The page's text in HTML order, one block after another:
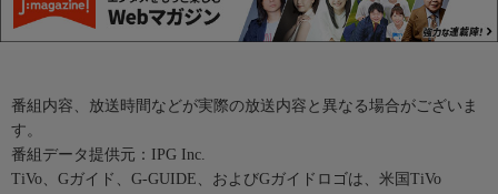
番組内容、放送時間などが実際の放送内容と異なる場合がございま
す。
番組データ提供元：IPG Inc.
TiVo、Gガイド、G-GUIDE、およびGガイドロゴは、米国TiVo